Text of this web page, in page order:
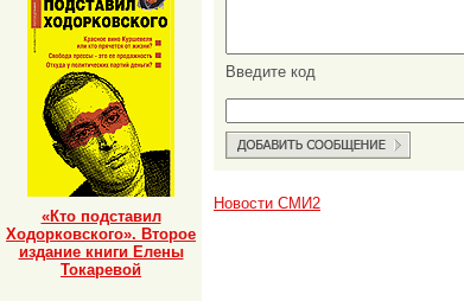
Введите код
Новости СМИ2
«Кто подставил
Ходорковского». Второе
издание книги Елены
Токаревой